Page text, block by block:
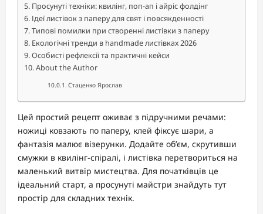
Просунуті техніки: квилінг, поп-ап і айріс фолдінг
Ідеї листівок з паперу для свят і повсякденності
Типові помилки при створенні листівки з паперу
Екологічні тренди в handmade листівках 2026
Особисті рефлексії та практичні кейси
About the Author
Стаценко Ярослав
Цей простий рецепт оживає з підручними речами:
ножиці ковзають по паперу, клей фіксує шари, а
фантазія малює візерунки. Додайте об’єм, скрутивши
смужки в квилінг-спіралі, і листівка перетвориться на
маленький витвір мистецтва. Для початківців це
ідеальний старт, а просунуті майстри знайдуть тут
простір для складних технік.